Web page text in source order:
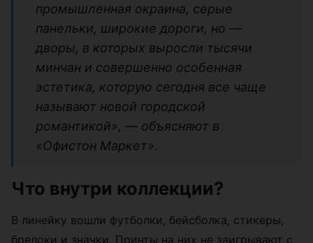
промышленная окраина, серые
панельки, широкие дороги, но —
дворы, в которых выросли тысячи
минчан и совершенно особенная
эстетика, которую сегодня все чаще
называют новой городской
романтикой», — объясняют в
«Офистон Маркет».
Что внутри коллекции?
В линейку вошли футболки, бейсболка, стикеры,
брелоки и значки. Принты на них не заигрывают с